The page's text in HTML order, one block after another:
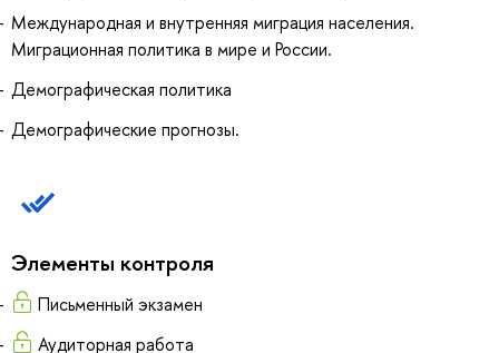
Международная и внутренняя миграция населения.
Миграционная политика в мире и России.
Демографическая политика
Демографические прогнозы.
Элементы контроля
Письменный экзамен
Аудиторная работа